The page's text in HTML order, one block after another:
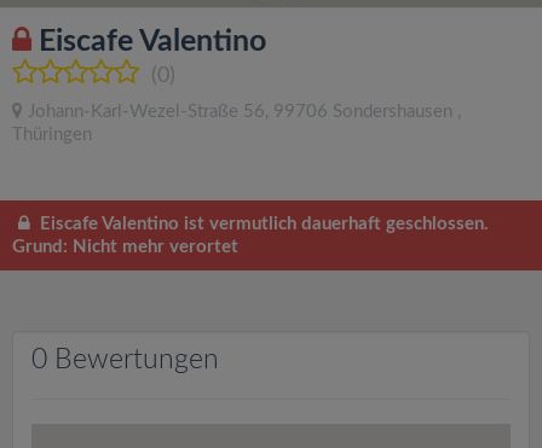
Eiscafe Valentino
(0)
Johann-Karl-Wezel-Straße 56, 99706 Sondershausen ,
Thüringen
Eiscafe Valentino ist vermutlich dauerhaft geschlossen.
Grund: Nicht mehr verortet
0 Bewertungen
l
e
a